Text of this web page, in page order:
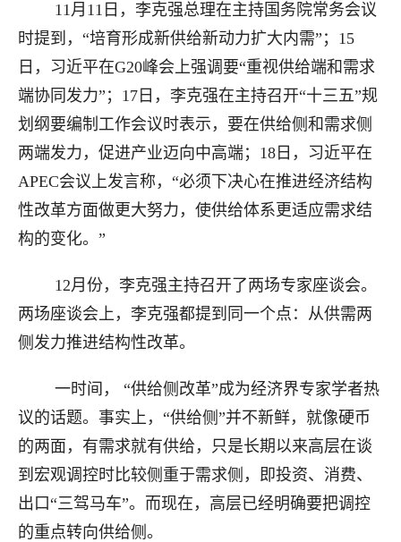
11月11日，李克强总理在主持国务院常务会议
时提到，“培育形成新供给新动力扩大内需”；15
日，习近平在G20峰会上强调要“重视供给端和需求
端协同发力”；17日，李克强在主持召开“十三五”规
划纲要编制工作会议时表示，要在供给侧和需求侧
两端发力，促进产业迈向中高端；18日，习近平在
APEC会议上发言称，“必须下决心在推进经济结构
性改革方面做更大努力，使供给体系更适应需求结
构的变化。”
12月份，李克强主持召开了两场专家座谈会。
两场座谈会上，李克强都提到同一个点：从供需两
侧发力推进结构性改革。
一时间， “供给侧改革”成为经济界专家学者热
议的话题。事实上，“供给侧”并不新鲜，就像硬币
的两面，有需求就有供给，只是长期以来高层在谈
到宏观调控时比较侧重于需求侧，即投资、消费、
出口“三驾马车”。而现在，高层已经明确要把调控
的重点转向供给侧。